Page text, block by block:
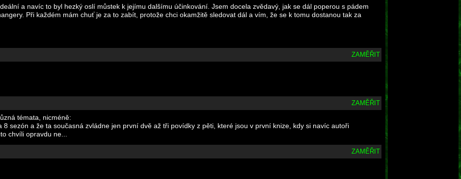
a navíc to byl hezký oslí můstek k jejímu dalšímu účinkování. Jsem docela zvědavý, jak se dál poperou s pádem
Při každém mám chuť je za to zabít, protože chci okamžitě sledovat dál a vím, že se k tomu dostanou tak za
ZAMĚŘIT
ZAMĚŘIT
témata, nicméně:
sezón a že ta současná zvládne jen první dvě až tři povídky z pěti, které jsou v první knize, kdy si navíc autoři
chvíli opravdu ne...
ZAMĚŘIT